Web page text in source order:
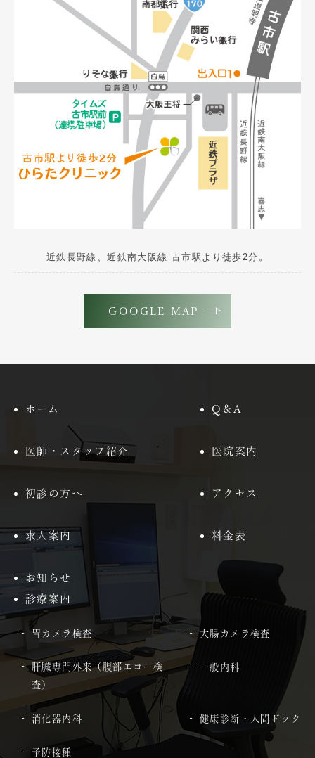
近鉄長野線、近鉄南大阪線 古市駅より徒歩2分。
GOOGLE MAP
ホーム Q＆A
医師・スタッフ紹介 医院案内
初診の方へ アクセス
求人案内 料金表
お知らせ
診療案内
胃カメラ検査 大腸カメラ検査
肝臓専門外来（腹部エコー検
査）
一般内科
消化器内科 健康診断・人間ドック
予防接種